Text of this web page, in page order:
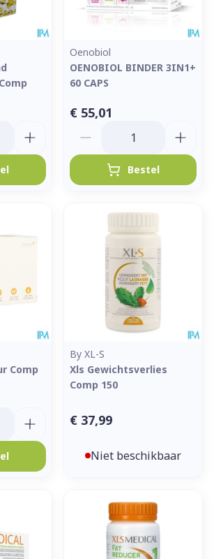
Oenobiol
OENOBIOL BINDER 3IN1+
60 CAPS
€ 55,01
Bestel
Comp
By XL-S
Xls Gewichtsverlies
Comp 150
€ 37,99
Niet beschikbaar